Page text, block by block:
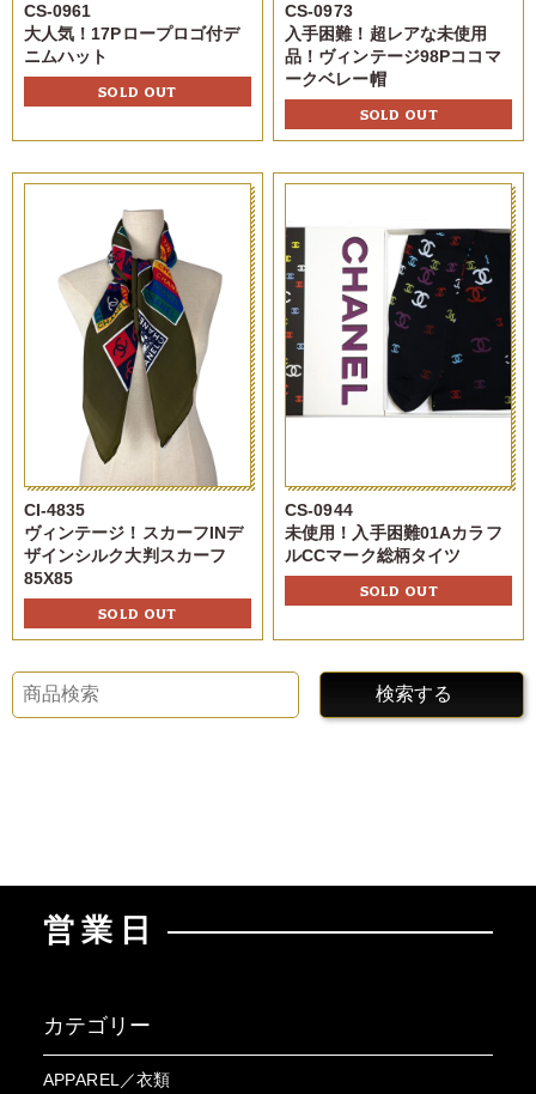
CS-0961
大人気！17Pロープロゴ付デ
ニムハット
SOLD OUT
CS-0973
入手困難！超レアな未使用
品！ヴィンテージ98Pココマ
ークベレー帽
SOLD OUT
CI-4835
ヴィンテージ！スカーフINデ
ザインシルク大判スカーフ
85X85
SOLD OUT
CS-0944
未使用！入手困難01Aカラフ
ルCCマーク総柄タイツ
SOLD OUT
検索する
営業日
カテゴリー
APPAREL／衣類